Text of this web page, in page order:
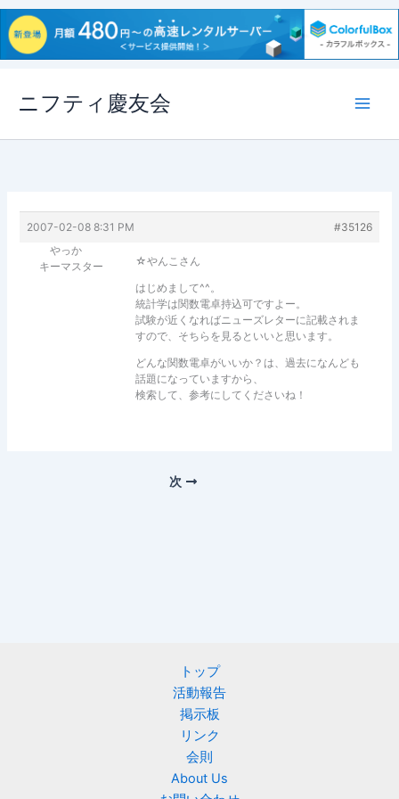
ス
ニフティ慶友会
2007-02-08 8:31 PM
#35126
やっか
キーマスター
☆やんこさん
はじめまして^^。
統計学は関数電卓持込可ですよー。
試験が近くなればニューズレターに記載されま
すので、そちらを見るといいと思います。
どんな関数電卓がいいか？は、過去になんども
話題になっていますから、
検索して、参考にしてくださいね！
次
トップ
活動報告
掲示板
リンク
会則
About Us